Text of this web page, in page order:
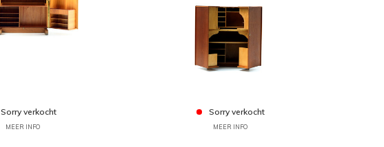
Sorry verkocht
MEER INFO
Sorry verkocht
MEER INFO